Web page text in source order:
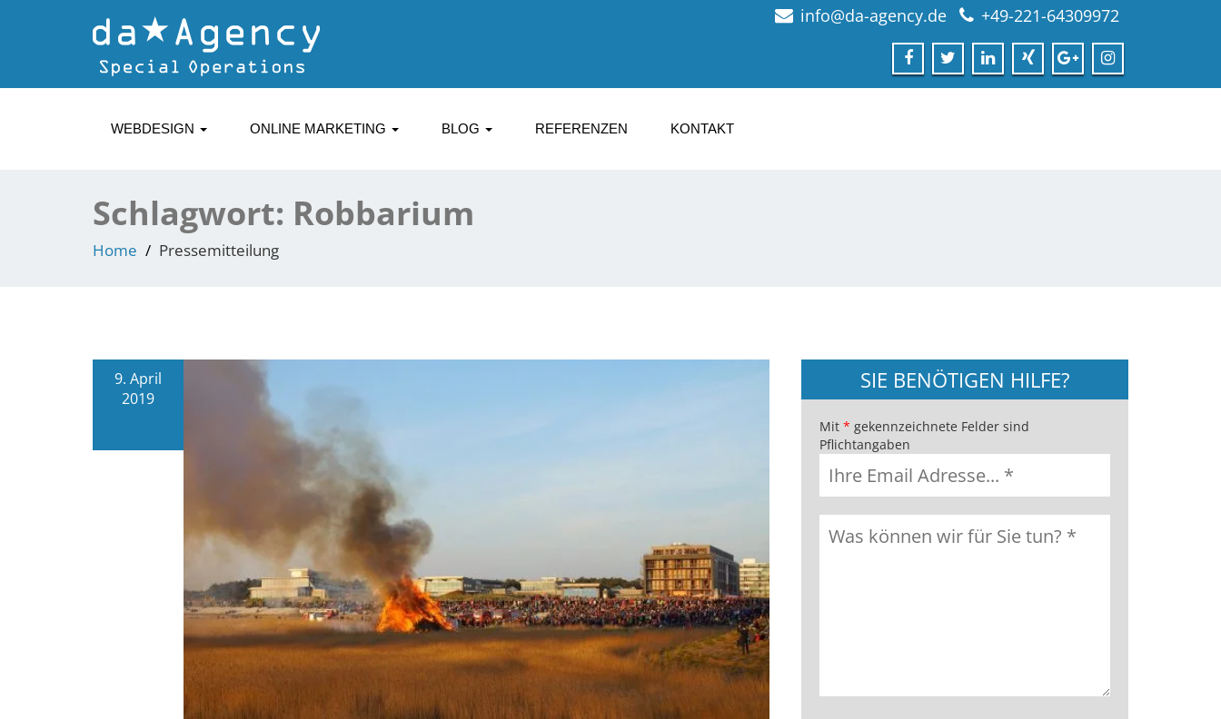
info@da-agency.de +49-221-64309972
WEBDESIGN ONLINE MARKETING BLOG REFERENZEN KONTAKT
Schlagwort: Robbarium
Home Pressemitteilung
9. April
2019
SIE BENÖTIGEN HILFE?
Mit * gekennzeichnete Felder sind
Pflichtangaben